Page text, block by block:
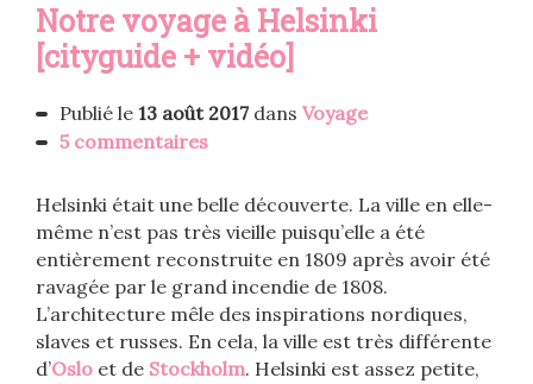
Apprendre la couture
Aménager son coin couture
Personnalisez vos tissus
Notre voyage à Helsinki
[cityguide + vidéo]
Publié le 13 août 2017dans Voyage
5 commentaires
Helsinki était une belle découverte. La ville en elle-
même n’est pas très vieille puisqu’elle a été
entièrement reconstruite en 1809 après avoir été
ravagée par le grand incendie de 1808.
L’architecture mêle des inspirations nordiques,
slaves et russes. En cela, la ville est très différente
d’Oslo et de Stockholm. Helsinki est assez petite,